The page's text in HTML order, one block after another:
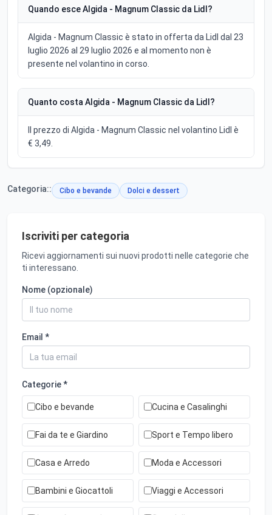
Quando esce Algida - Magnum Classic da Lidl?
Algida - Magnum Classic è stato in offerta da Lidl dal 23
luglio 2026 al 29 luglio 2026 e al momento non è
presente nel volantino in corso.
Quanto costa Algida - Magnum Classic da Lidl?
Il prezzo di Algida - Magnum Classic nel volantino Lidl è
€ 3,49.
Categoria:: Cibo e bevande Dolci e dessert
Iscriviti per categoria
Ricevi aggiornamenti sui nuovi prodotti nelle categorie che
ti interessano.
Nome (opzionale)
Email *
Categorie *
Cibo e bevande Cucina e Casalinghi
Fai da te e Giardino Sport e Tempo libero
Casa e Arredo Moda e Accessori
Bambini e Giocattoli Viaggi e Accessori